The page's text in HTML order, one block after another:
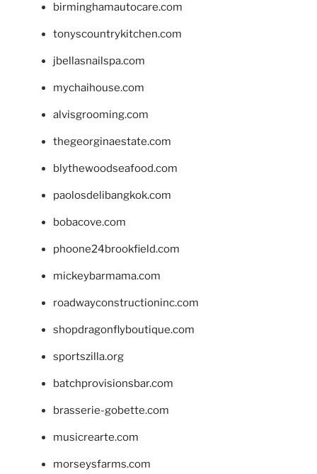
birminghamautocare.com
tonyscountrykitchen.com
jbellasnailspa.com
mychaihouse.com
alvisgrooming.com
thegeorginaestate.com
blythewoodseafood.com
paolosdelibangkok.com
bobacove.com
phoone24brookfield.com
mickeybarmama.com
roadwayconstructioninc.com
shopdragonflyboutique.com
sportszilla.org
batchprovisionsbar.com
brasserie-gobette.com
musicrearte.com
morseysfarms.com